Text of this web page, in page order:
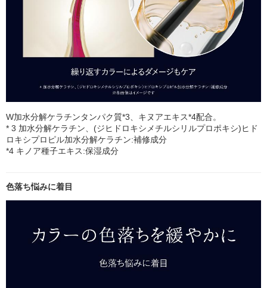
W加水分解ケラチンタンパク質*3、キヌアエキス*4配合。
* 3 加水分解ケラチン、(ジヒドロキシメチルシリルプロポキシ)ヒド
ロキシプロピル加水分解ケラチン:補修成分
*4 キノア種子エキス:保湿成分
色落ち悩みに着目